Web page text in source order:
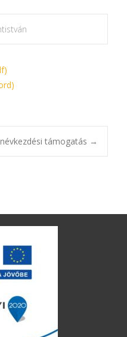
támogatás →